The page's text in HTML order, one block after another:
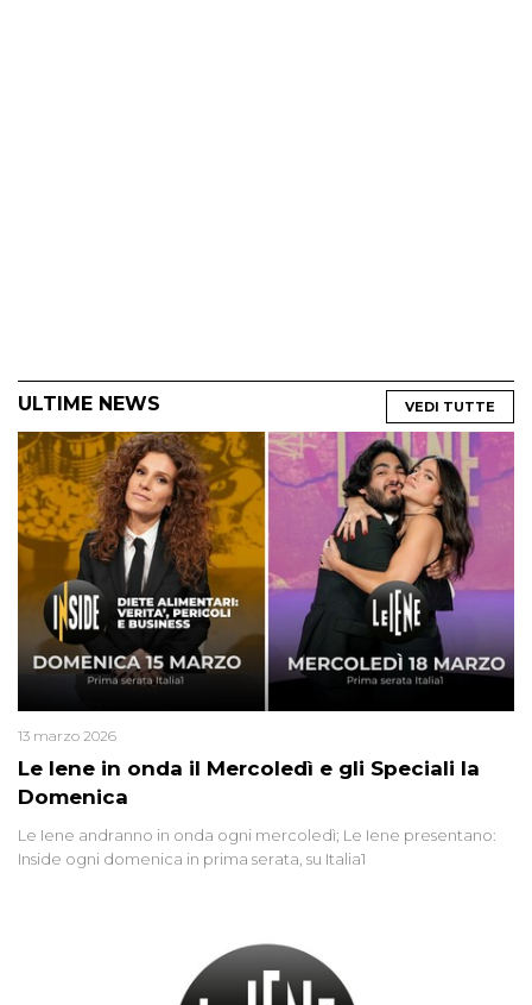
ULTIME NEWS VEDI TUTTE
Le Iene in onda il Mercoledì e gli Speciali la
Domenica
13 marzo 2026
Le Iene andranno in onda ogni mercoledì; Le Iene presentano:
Inside ogni domenica in prima serata, su Italia1